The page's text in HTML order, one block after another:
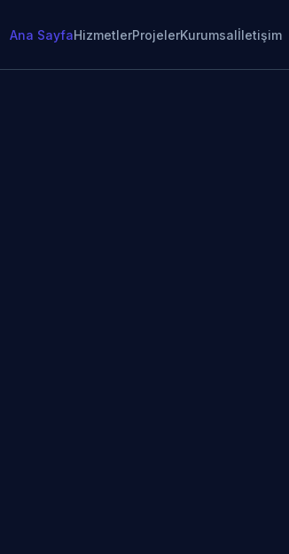
Ana SayfaHizmetlerProjelerKurumsalİletişim